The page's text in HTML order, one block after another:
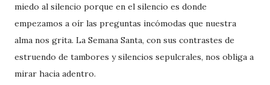
miedo al silencio porque en el silencio es donde
empezamos a oír las preguntas incómodas que nuestra
alma nos grita. La Semana Santa, con sus contrastes de
estruendo de tambores y silencios sepulcrales, nos obliga a
mirar hacia adentro.